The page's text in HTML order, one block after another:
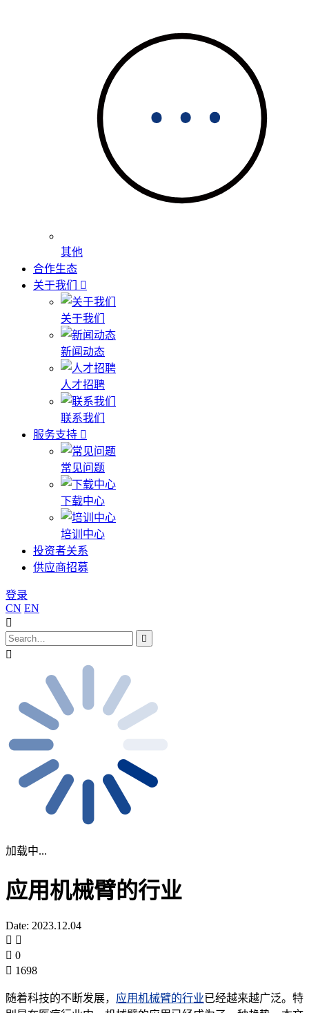
其他
合作生态
关于我们
关于我们
新闻动态
人才招聘
联系我们
服务支持
常见问题
下载中心
培训中心
投资者关系
供应商招募
登录
CN EN
加载中...
应用机械臂的行业
Date: 2023.12.04
0
1698
随着科技的不断发展， 应用机械臂的行业已经越来越广泛。特